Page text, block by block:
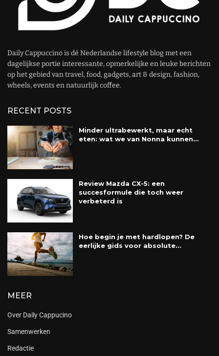
Daily Cappuccino is dé Nederlandse lifestyle blog met een
dagelijkse portie interessante, opmerkelijke en leuke berichten
op het gebied van travel, food, gadgets, art & design, fashion,
wheels, events en natuurlijk coffee.
RECENT POSTS
Minder ultrabewerkt, maar echt
eten: wat we van Nonna kunnen...
Review Mazda CX-5: een
succesformule die toch weer
verbeterd is
Hoe begin je met hardlopen? De
eerlijke gids voor absolute...
MEER
Over Daily Cappucino
Samenwerken
Redactie